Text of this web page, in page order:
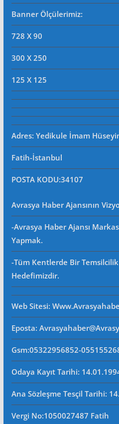
Banner Ölçülerimiz:
728 X 90
300 X 250
125 X 125
Adres: Yedikule İmam
Fatih-İstanbul
POSTA KODU:34107
Avrasya Haber Ajansının
-Avrasya Haber Ajansı
Yapmak.
-Tüm Kentlerde Bir Temsilcilik
Hedefimizdir.
Web Sitesi:
Eposta:
Gsm:05322956852-
Odaya Kayıt Tarihi:
Ana Sözleşme Tesçil Tarihi:
Vergi No:1050027487 Fatih